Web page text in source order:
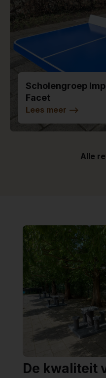
Scholengroep
Facet
Lees meer -->
Alle
De kwaliteit